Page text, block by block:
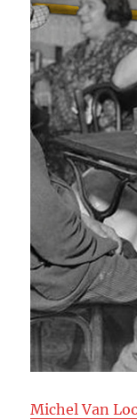
Michel Van